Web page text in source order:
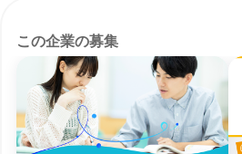
この企業の募集